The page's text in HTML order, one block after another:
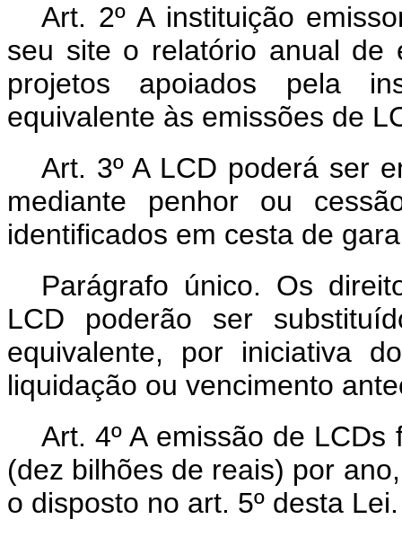
Art. 2º A instituição
seu site o relatório anual de
projetos apoiados pela
equivalente às emissões de
Art. 3º A LCD poderá ser
mediante penhor ou
identificados em cesta de
Parágrafo único. Os
LCD poderão ser
equivalente, por iniciativa
liquidação ou vencimento
Art. 4º A emissão de
(dez bilhões de reais) por
o disposto no art. 5º desta Lei.